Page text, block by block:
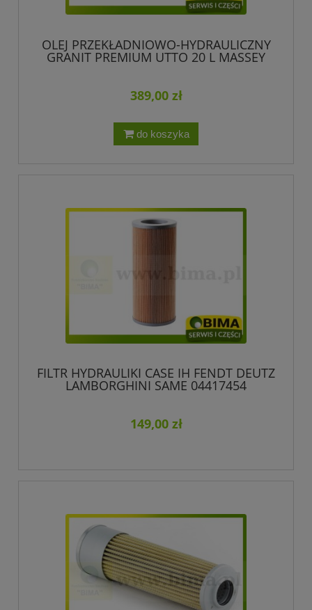
OLEJ PRZEKŁADNIOWO-HYDRAULICZNY
GRANIT PREMIUM UTTO 20 L MASSEY
389,00 zł
do koszyka
FILTR HYDRAULIKI CASE IH FENDT DEUTZ
LAMBORGHINI SAME 04417454
149,00 zł